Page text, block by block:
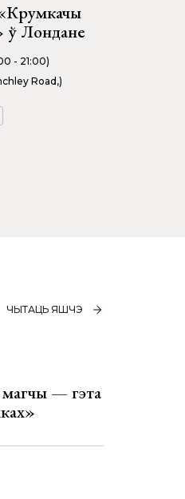
ў Лондане
- 21:00)
Road,)
ЧЫТАЦЬ ЯШЧЭ
магчы — гэта